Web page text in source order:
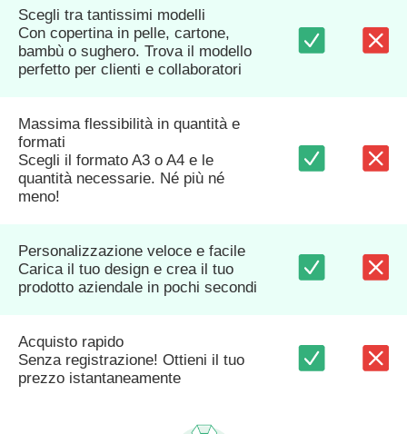
Scegli tra tantissimi modelli
Con copertina in pelle, cartone,
bambù o sughero. Trova il modello
perfetto per clienti e collaboratori
Massima flessibilità in quantità e
formati
Scegli il formato A3 o A4 e le
quantità necessarie. Né più né
meno!
Personalizzazione veloce e facile
Carica il tuo design e crea il tuo
prodotto aziendale in pochi secondi
Acquisto rapido
Senza registrazione! Ottieni il tuo
prezzo istantaneamente